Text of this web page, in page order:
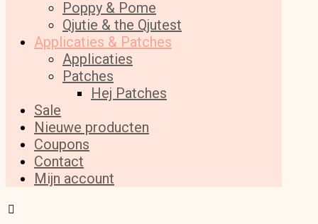
Poppy & Pome
Qjutie & the Qjutest
Applicaties & Patches
Applicaties
Patches
Hej Patches
Sale
Nieuwe producten
Coupons
Contact
Mijn account